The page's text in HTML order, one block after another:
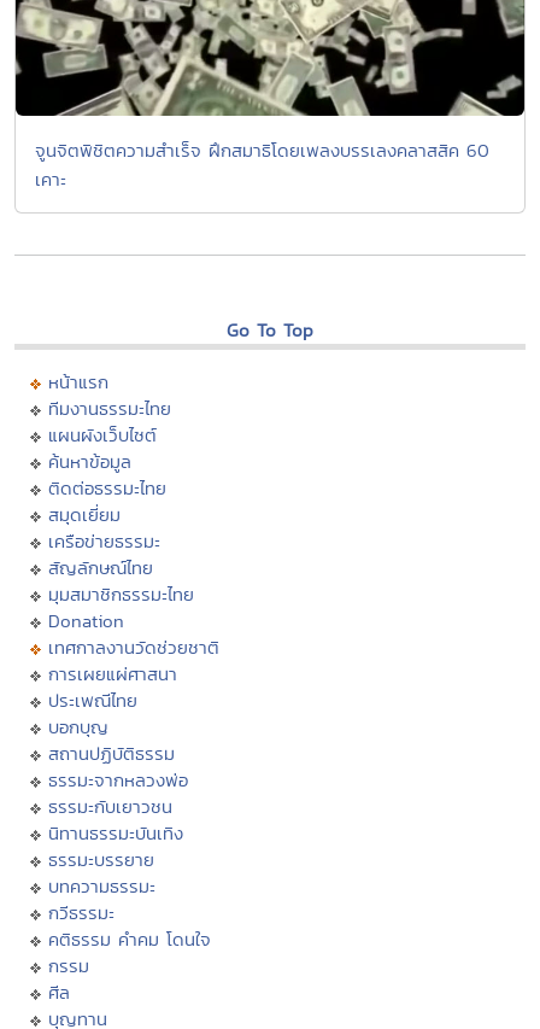
จูนจิตพิชิตความสำเร็จ ฝึกสมาธิโดยเพลงบรรเลงคลาสสิค 60
เคาะ
Go To Top
หน้าแรก
ทีมงานธรรมะไทย
แผนผังเว็บไซต์
ค้นหาข้อมูล
ติดต่อธรรมะไทย
สมุดเยี่ยม
เครือข่ายธรรมะ
สัญลักษณ์ไทย
มุมสมาชิกธรรมะไทย
Donation
เทศกาลงานวัดช่วยชาติ
การเผยแผ่ศาสนา
ประเพณีไทย
บอกบุญ
สถานปฏิบัติธรรม
ธรรมะจากหลวงพ่อ
ธรรมะกับเยาวชน
นิทานธรรมะบันเทิง
ธรรมะบรรยาย
บทความธรรมะ
กวีธรรมะ
คติธรรม คำคม โดนใจ
กรรม
ศีล
บุญทาน